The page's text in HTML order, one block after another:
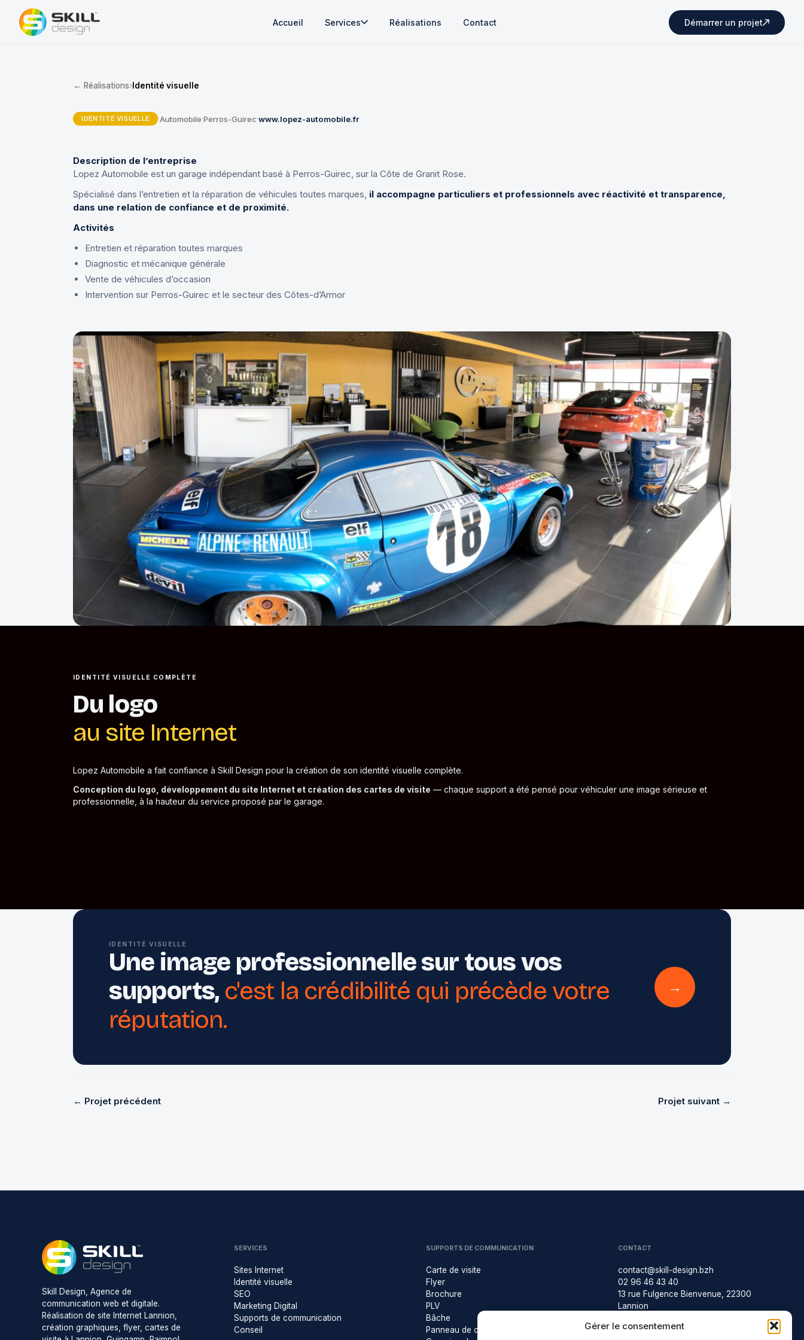
Gérer le consentement
Accueil Services Réalisations Contact Démarrer un projet
← Réalisations› Identité visuelle
IDENTITÉ VISUELLE ·Automobile·Perros-Guirec·www.lopez-automobile.fr
Description de l’entreprise
Lopez Automobile est un garage indépendant basé à Perros-Guirec, sur la Côte de Granit Rose.
Spécialisé dans l’entretien et la réparation de véhicules toutes marques, il accompagne particuliers et professionnels avec réactivité et transparence,
dans une relation de confiance et de proximité.
Activités
Entretien et réparation toutes marques
Diagnostic et mécanique générale
Vente de véhicules d’occasion
Intervention sur Perros-Guirec et le secteur des Côtes-d’Armor
IDENTITÉ VISUELLE COMPLÈTE
Du logo
au site Internet
Lopez Automobile a fait confiance à Skill Design pour la création de son identité visuelle complète.
Conception du logo, développement du site Internet et création des cartes de visite — chaque support a été pensé pour véhiculer une image sérieuse et
professionnelle, à la hauteur du service proposé par le garage.
IDENTITÉ VISUELLE
Une image professionnelle sur tous vos
supports, c'est la crédibilité qui précède votre
réputation.
→
← Projet précédent Projet suivant →
Skill Design, Agence de
communication web et digitale.
Réalisation de site Internet Lannion,
création graphiques, flyer, cartes de
SERVICES
Sites Internet
Identité visuelle
SEO
Marketing Digital
Supports de communication
Conseil
SUPPORTS DE COMMUNICATION
Carte de visite
Flyer
Brochure
PLV
Bâche
Panneau de chantier
CONTACT
contact@skill-design.bzh
02 96 46 43 40
13 rue Fulgence Bienvenue, 22300
Lannion